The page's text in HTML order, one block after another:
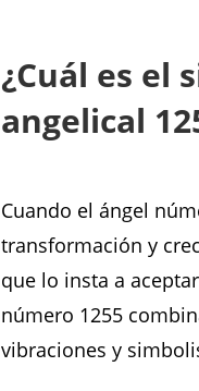
¿Cuál es el
angelical
Cuando el ángel
transformación y
que lo insta a
número 1255
vibraciones y